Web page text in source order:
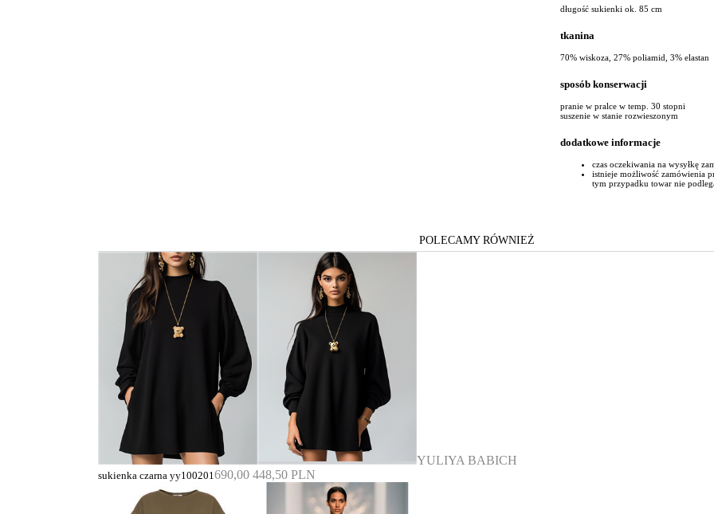
długość sukienki ok. 85 cm
tkanina
70% wiskoza, 27% poliamid, 3% elastan
sposób konserwacji
pranie w pralce w temp. 30 stopni
suszenie w stanie rozwieszonym
dodatkowe informacje
czas oczekiwania na wysyłkę
istnieje możliwość zamówienia
tym przypadku towar nie
POLECAMY RÓWNIEŻ
YULIYA BABICH
sukienka czarna yy100201690,00 448,50 PLN